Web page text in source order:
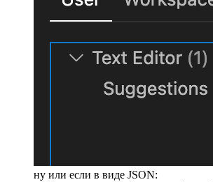
ну или если в виде JSON: